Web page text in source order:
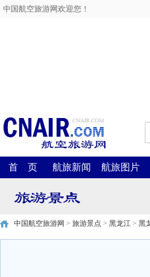
中国航空旅游网欢迎您！
首 页 航旅新闻 航旅图片
中国航空旅游网 > 旅游景点 > 黑龙江 > 黑